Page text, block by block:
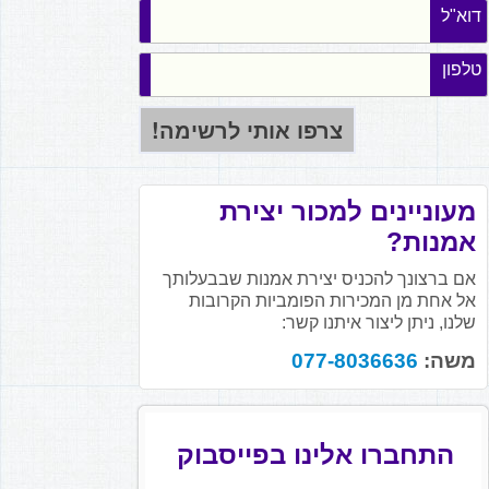
דוא"ל
טלפון
מעוניינים למכור יצירת
אמנות?
אם ברצונך להכניס יצירת אמנות שבבעלותך
אל אחת מן המכירות הפומביות הקרובות
שלנו, ניתן ליצור איתנו קשר:
משה: 077-8036636
התחברו אלינו בפייסבוק